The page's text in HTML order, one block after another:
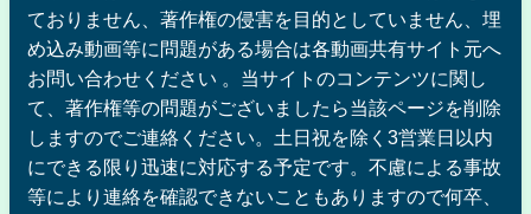
ておりません、著作権の侵害を目的としていません、埋
め込み動画等に問題がある場合は各動画共有サイト元へ
お問い合わせください 。当サイトのコンテンツに関し
て、著作権等の問題がございましたら当該ページを削除
しますのでご連絡ください。土日祝を除く3営業日以内
にできる限り迅速に対応する予定です。不慮による事故
等により連絡を確認できないこともありますので何卒、